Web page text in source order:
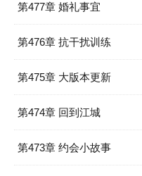
第477章 婚礼事宜
第476章 抗干扰训练
第475章 大版本更新
第474章 回到江城
第473章 约会小故事